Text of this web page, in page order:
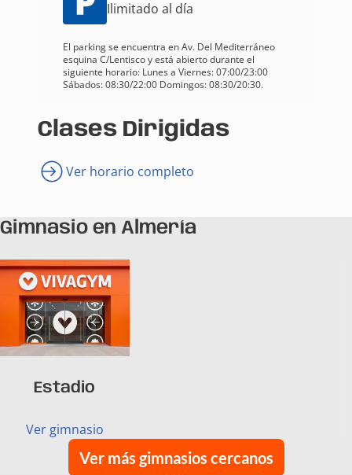
Ilimitado al día
​El parking se encuentra en Av. Del Mediterráneo
esquina C/Lentisco y está abierto durante el
siguiente horario: Lunes a Viernes: 07:00/23:00
Sábados: 08:30/22:00 Domingos: 08:30/20:30.
Clases Dirigidas
Ver horario completo
Gimnasio en Almería
Estadio
Ver gimnasio
Ver más gimnasios cercanos